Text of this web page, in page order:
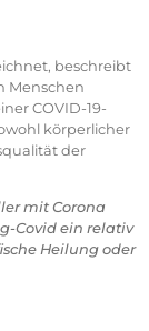
beschreibt
Menschen
COVID-19-
körperlicher
der
mit Corona
Covid ein relativ
Heilung oder